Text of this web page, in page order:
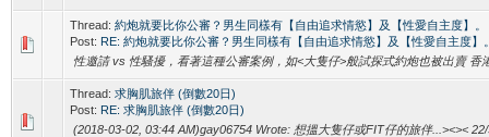
Thread: 約炮就要比你公審？男生同樣有【自由追求情慾】及【性愛自主度】。
Post: RE: 約炮就要比你公審？男生同樣有【自由追求情慾】及【性愛自主度】
性邀請 vs 性騷擾，看著這種公審案例，如<大隻仔>般試探式約炮也被出賣 香
Thread: 求胸肌旅伴 (倒數20日)
Post: RE: 求胸肌旅伴 (倒數20日)
(2018-03-02, 03:44 AM)gay06754 Wrote: 想搵大隻仔或FIT仔的旅伴...><><